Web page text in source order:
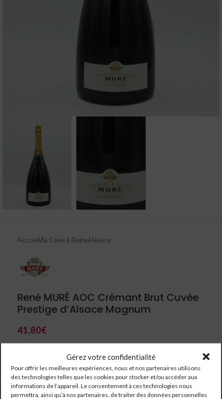
Gérez votre confidentialité
Pour offrir les meilleures expériences, nous et nos partenaires utilisons
des technologies telles que les cookies pour stocker et/ou accéder aux
informations de l’appareil. Le consentement à ces technologies nous
permettra, ainsi qu’à nos partenaires, de traiter des données personnelles
Accueil/la Cave à Boire/Alsace
René MURÉ AOC Crémant Brut Cuvée
Prestige d’Alsace Magnum
41,80€